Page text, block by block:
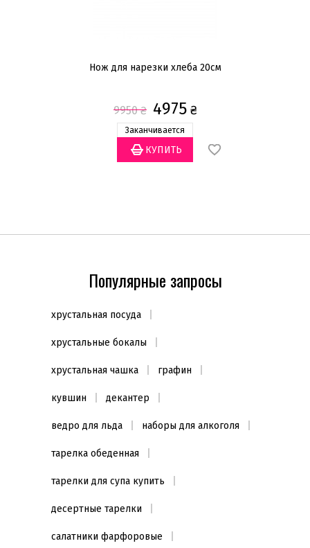
Нож для нарезки хлеба 20см
9950₴ 4975₴
Заканчивается
Популярные запросы
хрустальная посуда
хрустальные бокалы
хрустальная чашка графин
кувшин декантер
ведро для льда наборы для алкоголя
тарелка обеденная
тарелки для супа купить
десертные тарелки
салатники фарфоровые